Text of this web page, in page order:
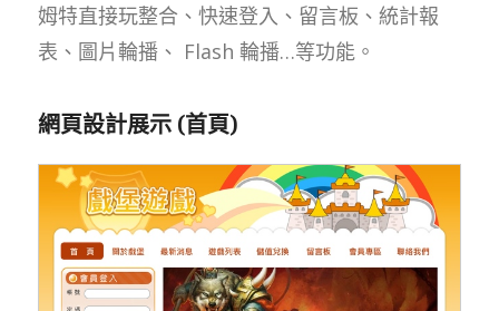
姆特直接玩整合、快速登入、留言板、統計報
表、圖片輪播、 Flash 輪播…等功能。
網頁設計展示 (首頁)